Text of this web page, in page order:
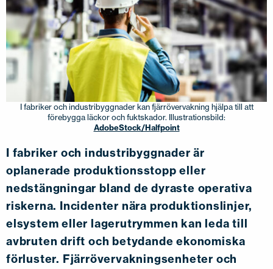
I fabriker och industribyggnader kan fjärrövervakning hjälpa till att
förebygga läckor och fuktskador. Illustrationsbild:
AdobeStock/Halfpoint
I fabriker och industribyggnader är
oplanerade produktionsstopp eller
nedstängningar bland de dyraste operativa
riskerna. Incidenter nära produktionslinjer,
elsystem eller lagerutrymmen kan leda till
avbruten drift och betydande ekonomiska
förluster. Fjärrövervakningsenheter och